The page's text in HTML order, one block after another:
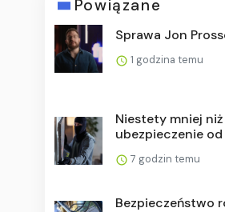
Powiązane
Sprawa Jon
1 godzina temu
Niestety mniej
ubezpieczenie od
7 godzin temu
Bezpieczeństwo